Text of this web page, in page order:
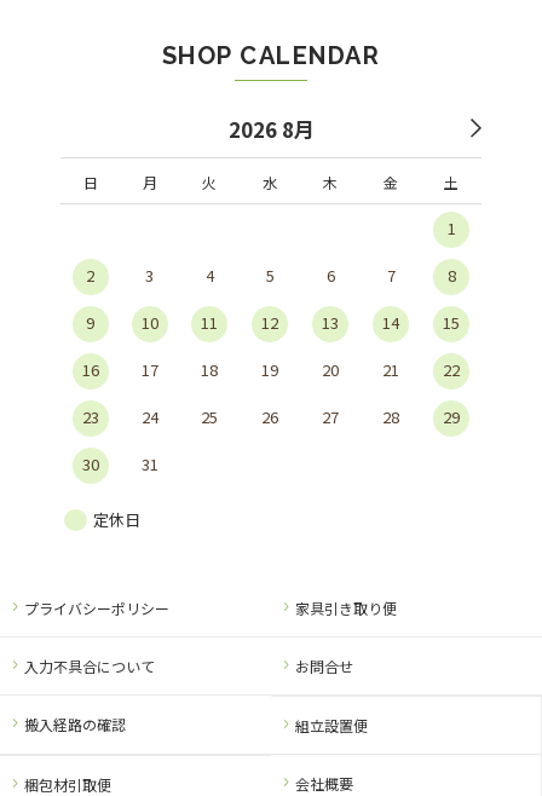
SHOP CALENDAR
2026 8月
日 月 火 水 木 金 土
1
2 3 4 5 6 7 8
9 10 11 12 13 14 15
16 17 18 19 20 21 22
23 24 25 26 27 28 29
30 31
定休日
組立設置便
会社概要
梱包材引取便
プライバシーポリシー 家具引き取り便
入力不具合について お問合せ
搬入経路の確認